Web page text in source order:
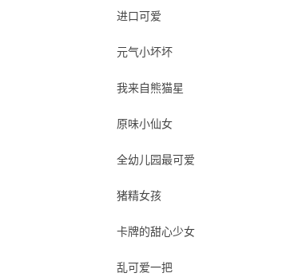
进口可爱
元气小坏坏
我来自熊猫星
原味小仙女
全幼儿园最可爱
猪精女孩
卡牌的甜心少女
乱可爱一把